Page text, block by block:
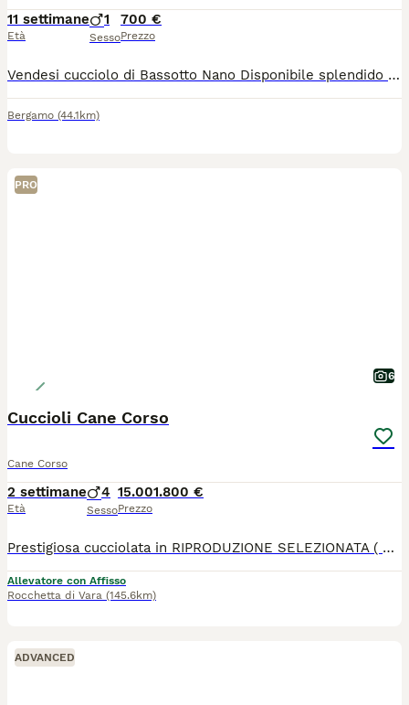
11 settimane
Età
1
Sesso
700 €
Prezzo
Vendesi cucciolo di Bassotto Nano Disponibile splendido cucciolo di Bassotto Nano, sano, vivace e cresciuto con cura in ambiente familiare. Età: 2 mesi Sesso: maschio Colore: nero Sverminato: Sì Vaccinato: prima vaccinazione Microchip: Sì Il cucciolo è abituato al contatto con le persone ed è ideale come cane da compagnia. Per maggiori informazioni, foto, video, contattami in privato
Bergamo (44.1km)
PRO
6
Cuccioli Cane Corso
Cane Corso
2 settimane
Età
4
Sesso
15.001.800 €
Prezzo
Prestigiosa cucciolata in RIPRODUZIONE SELEZIONATA ( pedigree rosa) il top per SALUTE, MORFOLOGIA, CARATTERE. Linee esenti displasia di anche e gomiti in 4/5 generazione. Testati ed esenti ocd, cardiopatie. DNA depositato. Genitori campioni di vario livello. Grande taglia e carattere. I cuccioli saranno disponibili da fine settembre in poi e verranno consegnati con pedigree rosa, vaccinazioni, microchip, visita cardiologica con certificazione veterinaria, trattamenti antiparassitari, libretto sanitario, garanzia scritta, kit cucciolo, fattura fiscale. Possibilità di pagamento rateale. Occasione per gli amanti della razza
Allevatore con Affisso
Rocchetta di Vara (145.6km)
ADVANCED